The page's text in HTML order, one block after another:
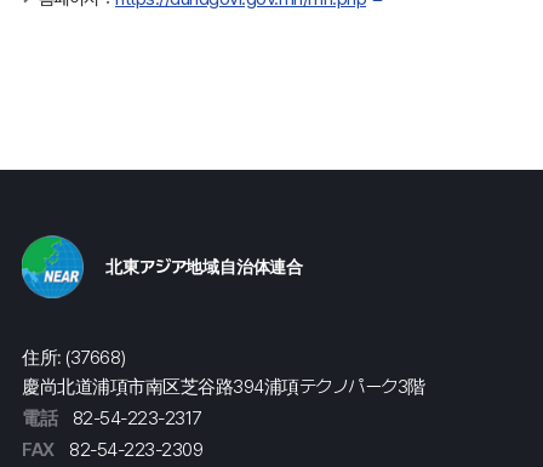
北東アジア地域自治体連合
住所: (37668)
慶尚北道浦項市南区芝谷路394浦項テクノパーク3階
電話
82-54-223-2317
FAX
82-54-223-2309